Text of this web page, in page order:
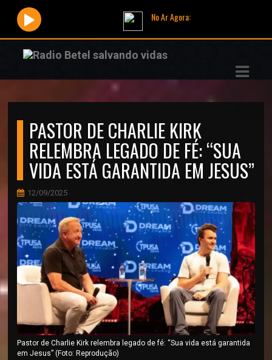
No Ar Agora:
PASTOR DE CHARLIE KIRK
RELEMBRA LEGADO DE FÉ: “SUA
VIDA ESTÁ GARANTIDA EM JESUS”
12/09/2025
Pastor de Charlie Kirk relembra legado de fé: “Sua vida está garantida
em Jesus” (Foto: Reprodução)